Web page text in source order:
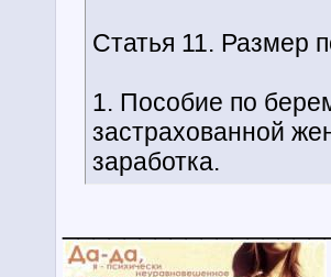
Статья 11. Размер
1. Пособие по
застрахованной
заработка.